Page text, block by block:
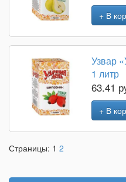
+ В
Узвар
1 литр
63.41
+ В
Страницы: 1 2